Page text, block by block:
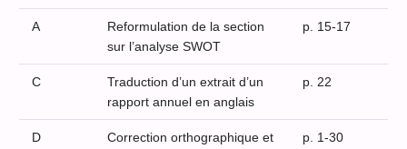
A
Reformulation de la section
sur l’analyse SWOT
p. 15-17
C
Traduction d’un extrait d’un
rapport annuel en anglais
p. 22
D
Correction orthographique et
p. 1-30